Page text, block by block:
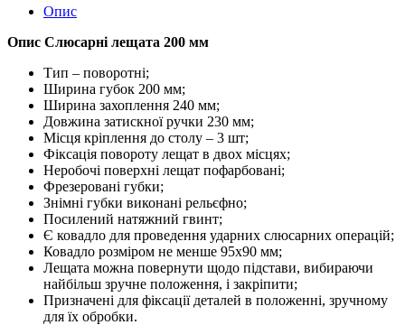
Опис
Опис Слюсарні лещата 200 мм
Тип – поворотні;
Ширина губок 200 мм;
Ширина захоплення 240 мм;
Довжина затискної ручки 230 мм;
Місця кріплення до столу – 3 шт;
Фіксація повороту лещат в двох місцях;
Неробочі поверхні лещат пофарбовані;
Фрезеровані губки;
Знімні губки виконані рельєфно;
Посилений натяжний гвинт;
Є ковадло для проведення ударних слюсарних операцій;
Ковадло розміром не менше 95х90 мм;
Лещата можна повернути щодо підстави, вибираючи
найбільш зручне положення, і закріпити;
Призначені для фіксації деталей в положенні, зручному
для їх обробки.